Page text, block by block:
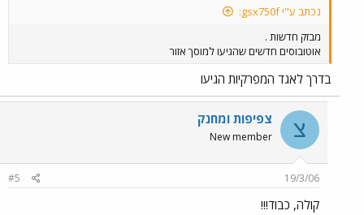
נכתב ע"י gsx750f:
מבזק חדשות .
אוטובוסים חדשים שהגיעו למוסך אזור
בדרך לאגד המפרקיות הגיעו
צ צפיפות ומחנק
New member
19/3/06
#5
קולה, כבוד!!!